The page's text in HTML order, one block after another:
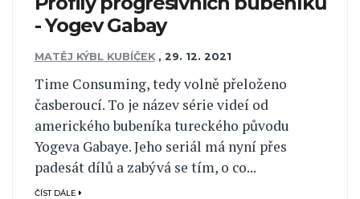
- Yogev Gabay
MATĚJ KÝBL KUBÍČEK , 29. 12. 2021
Time Consuming, tedy volně přeloženo
časberoucí. To je název série videí od
amerického bubeníka tureckého původu
Yogeva Gabaye. Jeho seriál má nyní přes
padesát dílů a zabývá se tím, o co...
ČÍST DÁLE